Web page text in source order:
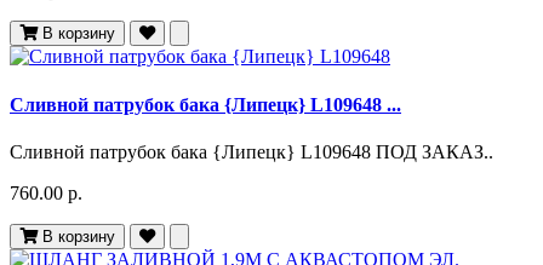
В корзину
Сливной патрубок бака {Липецк} L109648 ...
Сливной патрубок бака {Липецк} L109648 ПОД ЗАКАЗ..
760.00 р.
В корзину